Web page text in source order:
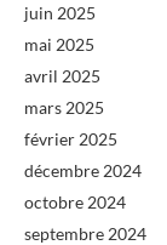
juin 2025
mai 2025
avril 2025
mars 2025
février 2025
décembre 2024
octobre 2024
septembre 2024